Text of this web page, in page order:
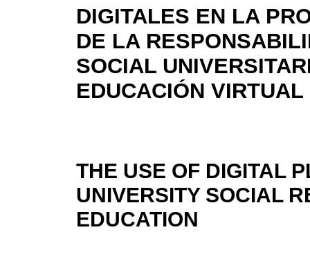
DIGITALES EN LA
DE LA
SOCIAL
EDUCACIÓN VIRTUAL
THE USE OF DIGITAL
UNIVERSITY SOCIAL
EDUCATION